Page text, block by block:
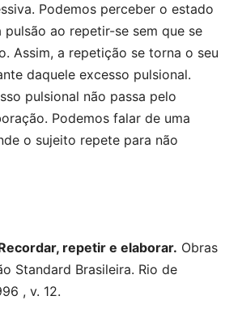
Podemos perceber o estado
ao repetir-se sem que se
Assim, a repetição se torna o seu
daquele excesso pulsional.
pulsional não passa pelo
Podemos falar de uma
o sujeito repete para não
repetir e elaborar. Obras
Standard Brasileira. Rio de
, v. 12.